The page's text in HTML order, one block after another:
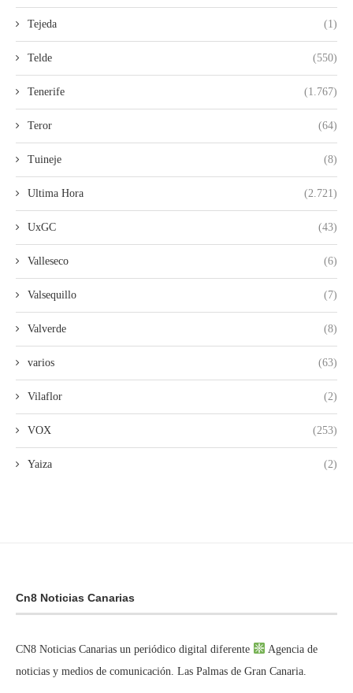
Tejeda (1)
Telde (550)
Tenerife (1.767)
Teror (64)
Tuineje (8)
Ultima Hora (2.721)
UxGC (43)
Valleseco (6)
Valsequillo (7)
Valverde (8)
varios (63)
Vilaflor (2)
VOX (253)
Yaiza (2)
Cn8 Noticias Canarias
CN8 Noticias Canarias un periódico digital diferente
Agencia de
noticias y medios de comunicación. Las Palmas de Gran Canaria.